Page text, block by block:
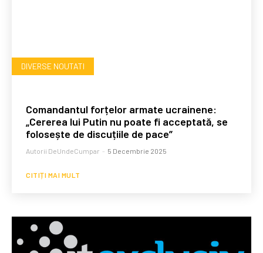
DIVERSE NOUTATI
Comandantul forțelor armate ucrainene:
„Cererea lui Putin nu poate fi acceptată, se
folosește de discuțiile de pace”
Autorii DeUndeCumpar - 5 Decembrie 2025
CITIȚI MAI MULT